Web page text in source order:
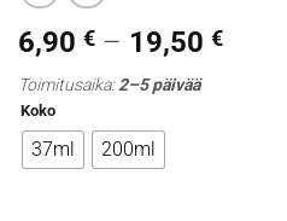
6,90 € – 19,50 €
Toimitusaika:2–5 päivää
Koko
37ml 200ml